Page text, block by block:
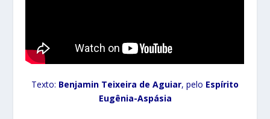
Texto: Benjamin Teixeira de Aguiar, pelo Espírito
Eugênia-Aspásia